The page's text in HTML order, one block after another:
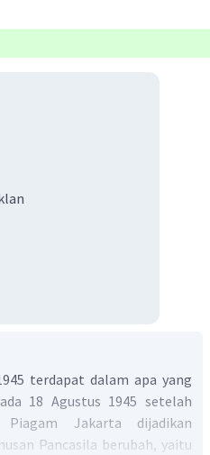
terdapat dalam apa yang
18 Agustus 1945 setelah
Jakarta dijadikan
Pancasila berubah, yaitu